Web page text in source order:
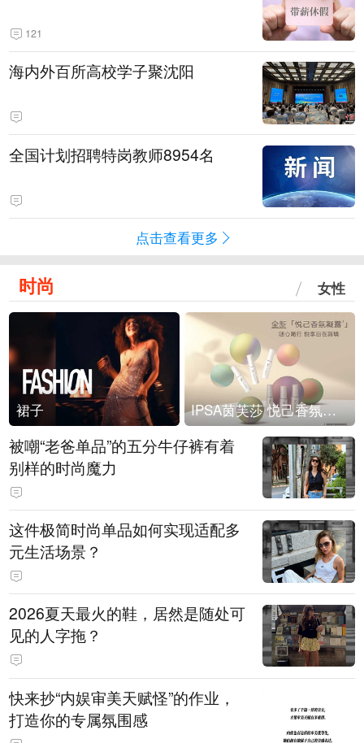
121
海内外百所高校学子聚沈阳
全国计划招聘特岗教师8954名
点击查看更多
时尚 女性
裙子 IPSA茵芙莎 悦己香氛凝露上市
被嘲“老爸单品”的五分牛仔裤有着
别样的时尚魔力
这件极简时尚单品如何实现适配多
元生活场景？
2026夏天最火的鞋，居然是随处可
见的人字拖？
快来抄“内娱审美天赋怪”的作业，
打造你的专属氛围感